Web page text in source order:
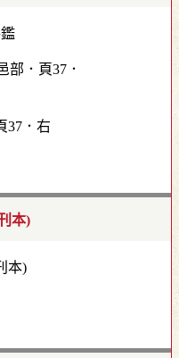
37．右
本)